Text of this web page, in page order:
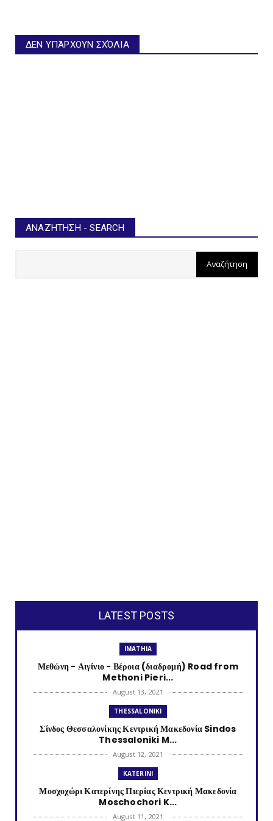
ΔΕΝ ΥΠΆΡΧΟΥΝ ΣΧΌΛΙΑ
ΑΝΑΖΉΤΗΣΗ - SEARCH
LATEST POSTS
IMATHIA
Μεθώνη - Αιγίνιο - Βέροια (διαδρομή) Road from
Methoni Pieri...
August 13, 2021
THESSALONIKI
Σίνδος Θεσσαλονίκης Κεντρική Μακεδονία Sindos
Thessaloniki M...
August 12, 2021
KATERINI
Μοσχοχώρι Κατερίνης Πιερίας Κεντρική Μακεδονία
Moschochori K...
August 11, 2021